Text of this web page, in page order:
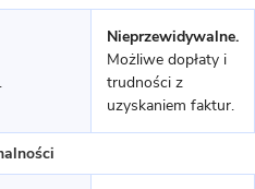
betonowy
Nieprzewidywalne.
Możliwe dopłaty i
trudności z
uzyskaniem faktur.